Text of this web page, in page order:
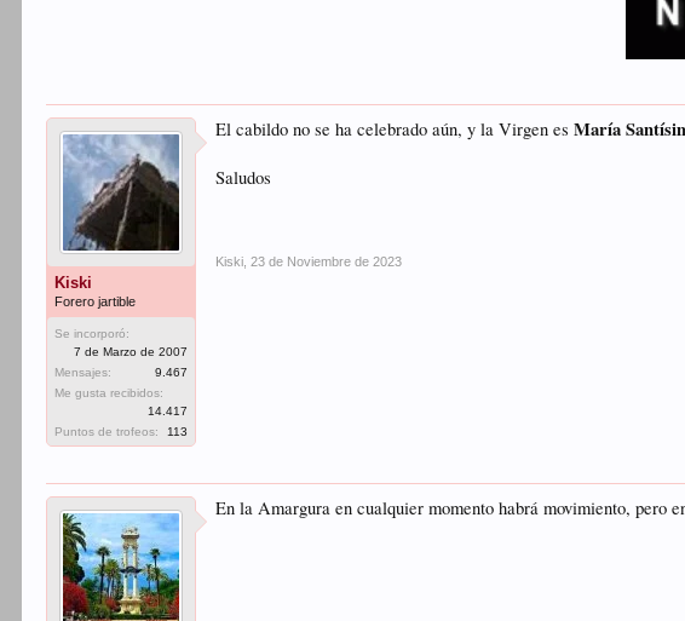
Kiski
Forero jartible
Se incorporó:
7 de Marzo de 2007
Mensajes:
9.467
Me gusta recibidos:
14.417
Puntos de trofeos:
113
El cabildo no se ha celebrado aún, y la Virgen esMaría
Saludos
Kiski 23 de Noviembre de 2023
En la Amargura en cualquier momento habrá movimiento, pero